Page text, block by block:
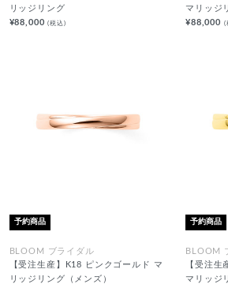
リッジリング
¥88,000(税込)
マリッジ
¥88,000 (
予約商品
BLOOM ブライダル
【受注生産】K18 ピンクゴールド マ
リッジリング（メンズ）
予約商品
BLOOM
【受注生
マリッジ